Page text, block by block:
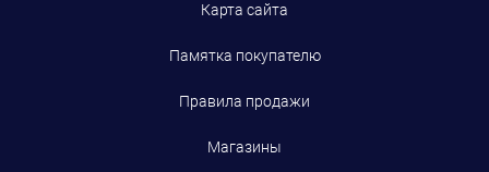
Карта сайта
Памятка покупателю
Правила продажи
Магазины